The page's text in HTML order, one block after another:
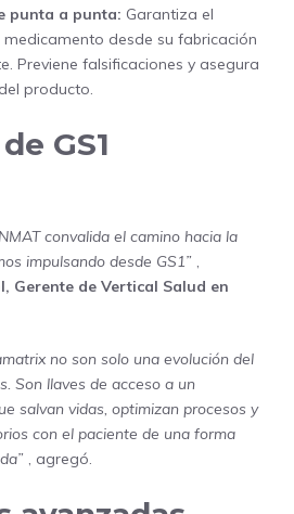
punta a punta: Garantiza el
desde su fabricación
Previene falsificaciones y asegura
producto.
GS1
convalida el camino hacia la
impulsando desde GS1” ,
Gerente de Vertical Salud en
no son solo una evolución del
Son llaves de acceso a un
salvan vidas, optimizan procesos y
con el paciente de una forma
, agregó.